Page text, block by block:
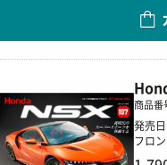
商品番
発売
フロ